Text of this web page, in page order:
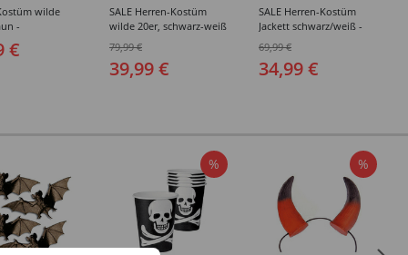
wilde
-
Größen
€
SALE Herren-Kostüm
wilde 20er, schwarz-weiß
- Verschiedene Größen
(48-64)
79,99 €
39,99 €
SALE Herren-Kostüm
Jackett schwarz/weiß -
Verschiedene Größen
(48-64)
69,99 €
34,99 €
% %